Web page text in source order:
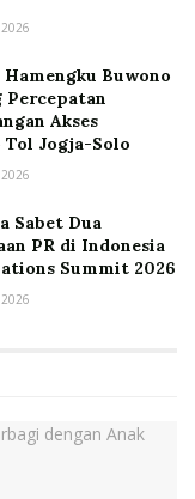
Buwono
Percepatan
Akses
Tol Jogja-Solo
Sabet Dua
PR di Indonesia
Summit 2026